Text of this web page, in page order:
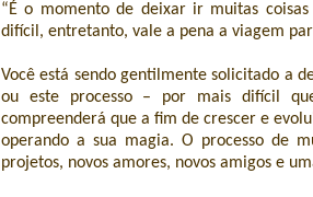
“É o momento de deixar ir muitas
difícil, entretanto, vale a pena a viagem
Você está sendo gentilmente solicitado a
ou este processo – por mais difícil
compreenderá que a fim de crescer e
operando a sua magia. O processo de
projetos, novos amores, novos amigos e